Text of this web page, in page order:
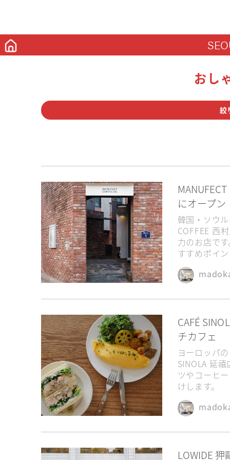
おし
絞
2022NewOpen 22時以
インスタ紹介記事 ドラ
予算3万ウォン以下 友達
朝8時から営業
にオープン
韓国・ソウ
COFFEE 西
力のお店で
すすめポイ
CAFÉ
チカフェ
ヨーロッパ
SINOLA 延
ツやコーヒ
けします。
LOWIDE